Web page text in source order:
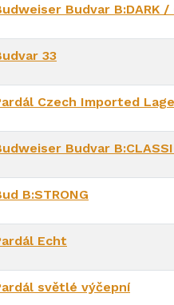
Budvar B:DARK /
33
Czech Imported
Budvar
B:STRONG
Echt
světlé výčepní